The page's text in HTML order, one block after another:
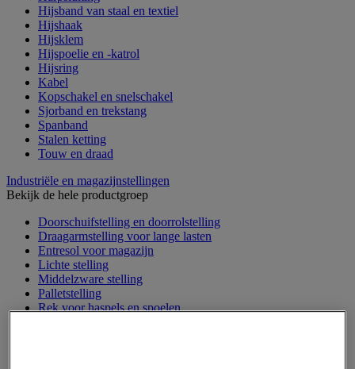
Hijsband van staal en textiel
Hijshaak
Hijsklem
Hijspoelie en -katrol
Hijsring
Kabel
Kopschakel en snelschakel
Sjorband en trekstang
Spanband
Stalen ketting
Touw en draad
Industriële en magazijnstellingen
Bekijk de hele productgroep
Doorschuifstelling en doorrolstelling
Draagarmstelling voor lange lasten
Entresol voor magazijn
Lichte stelling
Middelzware stelling
Palletstelling
Rek voor haspels en spoelen